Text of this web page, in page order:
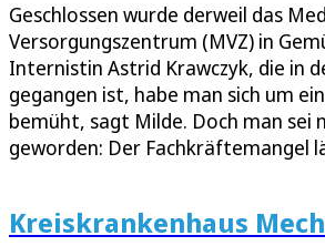
Geschlossen wurde derweil das
Versorgungszentrum (MVZ) in
Internistin Astrid Krawczyk, die in
gegangen ist, habe man sich um
bemüht, sagt Milde. Doch man sei
geworden: Der Fachkräftemangel
Kreiskrankenhaus